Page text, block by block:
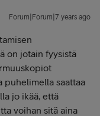
Forum|Forum|7 years ago
on jotain fyysistä
puhelimella saattaa
jo ikää, että
voihan sitä aina